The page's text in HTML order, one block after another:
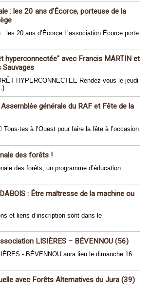
: les 20 ans d’Écorce, porteuse de la
les 20 ans d’Écorce L’association Écorce porte
hyperconnectée" avec Francis MARTIN et
Sauvages
HYPERCONNECTEE Rendez-vous le jeudi
Assemblée générale du RAF et Fête de la
Tous·tes à l’Ouest pour faire la fête à l’occasion
des forêts !
des forêts, un programme d’éducation
: Être maîtresse de la machine ou
et liens d’inscription sont dans le
LISIÈRES – BÉVENNOU (56)
- BÉVENNOU aura lieu le dimanche 16
avec Forêts Alternatives du Jura (39)